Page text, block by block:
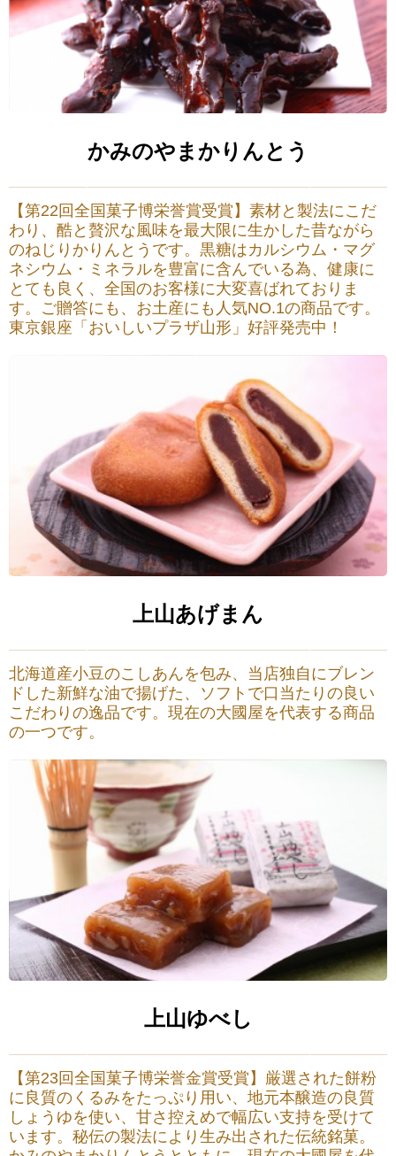
かみのやまかりんとう
【第22回全国菓子博栄誉賞受賞】素材と製法にこだ
わり、酷と贅沢な風味を最大限に生かした昔ながら
のねじりかりんとうです。黒糖はカルシウム・マグ
ネシウム・ミネラルを豊富に含んでいる為、健康に
とても良く、全国のお客様に大変喜ばれておりま
す。ご贈答にも、お土産にも人気NO.1の商品です。
東京銀座「おいしいプラザ山形」好評発売中！
上山あげまん
北海道産小豆のこしあんを包み、当店独自にブレン
ドした新鮮な油で揚げた、ソフトで口当たりの良い
こだわりの逸品です。現在の大國屋を代表する商品
の一つです。
上山ゆべし
【第23回全国菓子博栄誉金賞受賞】厳選された餅粉
に良質のくるみをたっぷり用い、地元本醸造の良質
しょうゆを使い、甘さ控えめで幅広い支持を受けて
います。秘伝の製法により生み出された伝統銘菓。